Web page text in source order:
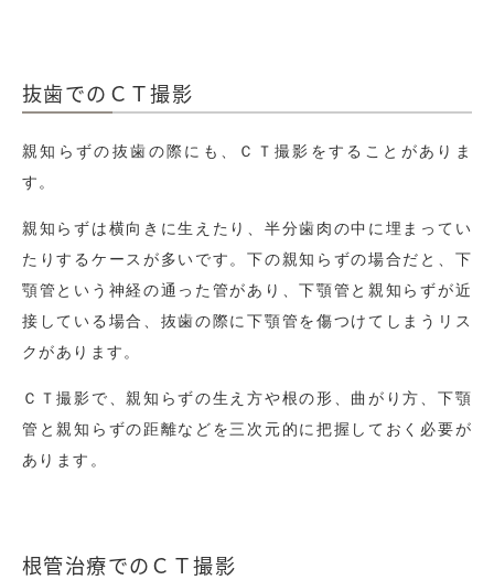
抜歯でのＣＴ撮影
親知らずの抜歯の際にも、ＣＴ撮影をすることがありま
す。
親知らずは横向きに生えたり、半分歯肉の中に埋まってい
たりするケースが多いです。下の親知らずの場合だと、下
顎管という神経の通った管があり、下顎管と親知らずが近
接している場合、抜歯の際に下顎管を傷つけてしまうリス
クがあります。
ＣＴ撮影で、親知らずの生え方や根の形、曲がり方、下顎
管と親知らずの距離などを三次元的に把握しておく必要が
あります。
根管治療でのＣＴ撮影